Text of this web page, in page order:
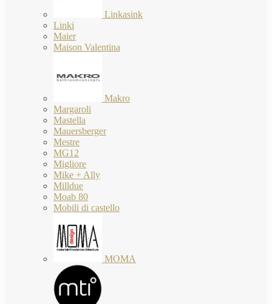
Linkasink
Linki
Maier
Maison Valentina
Makro
Margaroli
Mastella
Mauersberger
Mestre
MG12
Migliore
Mike + Ally
Milldue
Moab 80
Mobili di castello
MOMA